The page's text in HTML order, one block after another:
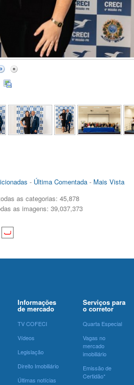
- Última Comentada- Mais Vista
as categorias: 45,878
as imagens: 39,037,373
Informações
de mercado
TV COFECI
Vídeos
Legislação
Direito Imobiliário
Últimas notícias
Serviços para
o corretor
Quarta Especial
Vagas no
mercado
imobiliário
Emissão de
Certidão*